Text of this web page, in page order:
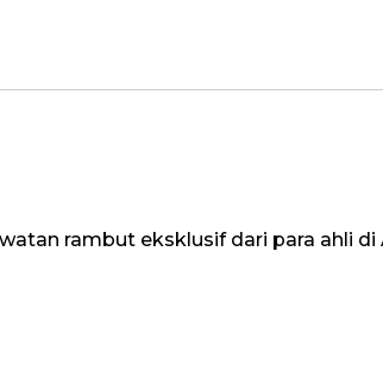
rambut eksklusif dari para ahli di